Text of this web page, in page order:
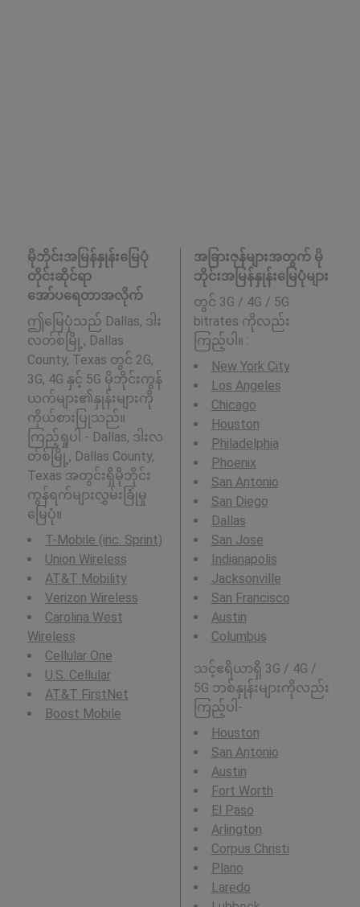
မိုဘိုင်းအမြန်နှုန်းမြေပုံ
တိုင်းဆိုင်ရာ
အော်ပရေတာအလိုက်
ဤမြေပုံသည် Dallas, ဒါး
လတ်စ်မြို့, Dallas
County, Texas တွင် 2G,
3G, 4G နှင့် 5G မိုဘိုင်းကွန်
ယက်များ၏နှုန်းများကို
ကိုယ်စားပြုသည်။
ကြည့်ရှုပါ - Dallas, ဒါးလ
တ်စ်မြို့, Dallas County,
Texas အတွင်းရှိမိုဘိုင်း
ကွန်ရက်များလွှမ်းခြုံမှု
မြေပုံ။
T-Mobile (inc. Sprint)
Union Wireless
AT&T Mobility
Verizon Wireless
Carolina West
Wireless
Cellular One
U.S. Cellular
AT&T FirstNet
Boost Mobile
အခြားဇုန်များအတွက် မို
ဘိုင်းအမြန်နှုန်းမြေပုံများ
တွင် 3G / 4G / 5G
bitrates ကိုလည်း
ကြည့်ပါ။ :
New York City
Los Angeles
Chicago
Houston
Philadelphia
Phoenix
San Antonio
San Diego
Dallas
San Jose
Indianapolis
Jacksonville
San Francisco
Austin
Columbus
သင့်ဧရိယာရှိ 3G / 4G /
5G ဘစ်နှုန်းများကိုလည်း
ကြည့်ပါ-
Houston
San Antonio
Austin
Fort Worth
El Paso
Arlington
Corpus Christi
Plano
Laredo